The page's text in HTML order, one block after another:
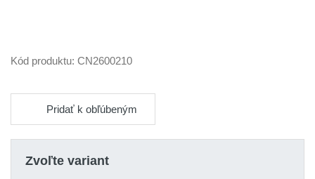
Kód produktu: CN2600210
Pridať k obľúbeným
Zvoľte variant